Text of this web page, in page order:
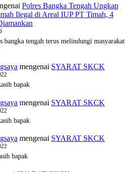
Polres Bangka Tengah Ungkap
Ilegal di Areal IUP PT Timah, 4
bangka tengah terus melindungi masyarakat
mengenai SYARAT SKCK
bapak
mengenai SYARAT SKCK
bapak
mengenai SYARAT SKCK
bapak